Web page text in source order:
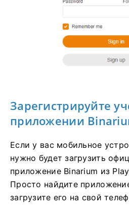
Зарегистрируйте
приложении
Если у вас мобильное
нужно будет загрузить
приложение Binarium из
Просто найдите
загрузите его на свой